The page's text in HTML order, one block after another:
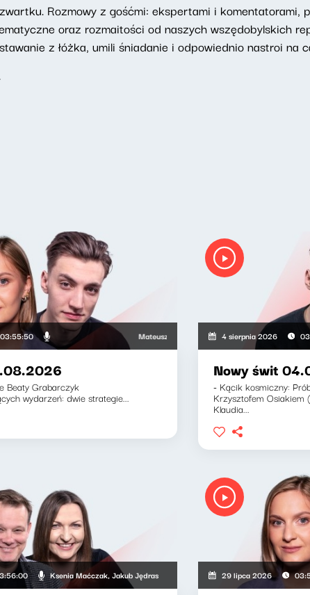
Rozmowy z gośćmi: ekspertami i komentatorami,
oraz rozmaitości od naszych wszędobylskich
z łóżka, umili śniadanie i odpowiednio nastroi na
03:55:50 Mateusz Andruszkiewicz, Zuzanna Iłenda
Beaty Grabarczyk
wydarzeń: dwie strategie...
4 sierpnia 2026
Nowy świt
- Kącik kosmiczny:
Krzysztofem Osiakiem
Klaudia...
Ksenia Maćczak, Jakub Jędras 29 lipca 2026